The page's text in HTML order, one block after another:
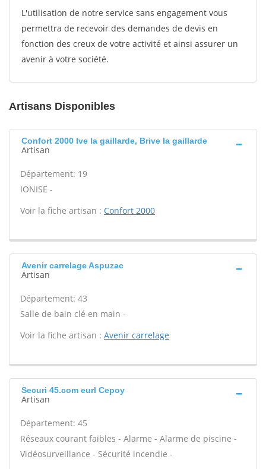
L'utilisation de notre service sans engagement vous
permettra de recevoir des demandes de devis en
fonction des creux de votre activité et ainsi assurer un
avenir à votre société.
Artisans Disponibles
Confort 2000 Ive la gaillarde, Brive la gaillarde
Artisan
Département: 19
IONISE -
Voir la fiche artisan : Confort 2000
Avenir carrelage Aspuzac
Artisan
Département: 43
Salle de bain clé en main -
Voir la fiche artisan : Avenir carrelage
Securi 45.com eurl Cepoy
Artisan
Département: 45
Réseaux courant faibles - Alarme - Alarme de piscine -
Vidéosurveillance - Sécurité incendie -